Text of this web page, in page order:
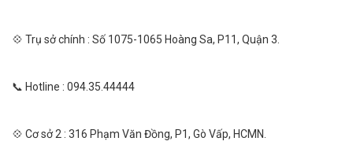
💠 Trụ sở chính : Số 1075-1065 Hoàng Sa, P11, Quận 3.
📞 Hotline : 094.35.44444
💠 Cơ sở 2 : 316 Phạm Văn Đồng, P1, Gò Vấp, HCMN.